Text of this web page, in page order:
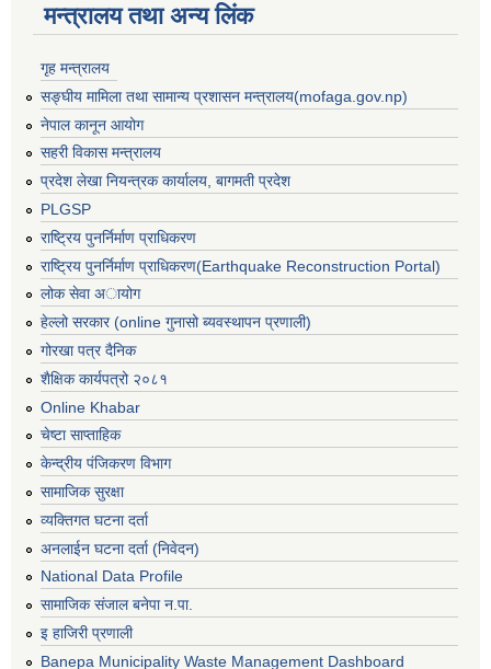
मन्त्रालय तथा अन्य लिंक
गृह मन्त्रालय
सङ्घीय मामिला तथा सामान्य प्रशासन मन्त्रालय(mofaga.gov.np)
नेपाल कानून आयोग
सहरी विकास मन्त्रालय
प्रदेश लेखा नियन्त्रक कार्यालय, बागमती प्रदेश
PLGSP
राष्ट्रिय पुनर्निर्माण प्राधिकरण
राष्ट्रिय पुनर्निर्माण प्राधिकरण(Earthquake Reconstruction Portal)
लोक सेवा अायोग
हेल्लो सरकार (online गुनासो ब्यवस्थापन प्रणाली)
गोरखा पत्र दैनिक
शैक्षिक कार्यपत्रो २०८१
Online Khabar
चेष्टा साप्ताहिक
केन्द्रीय पंजिकरण विभाग
सामाजिक सुरक्षा
व्यक्तिगत घटना दर्ता
अनलाईन घटना दर्ता (निवेदन)
National Data Profile
सामाजिक संजाल बनेपा न.पा.
इ हाजिरी प्रणाली
Banepa Municipality Waste Management Dashboard